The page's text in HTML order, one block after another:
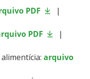
PDF
|
PDF
|
arquivo